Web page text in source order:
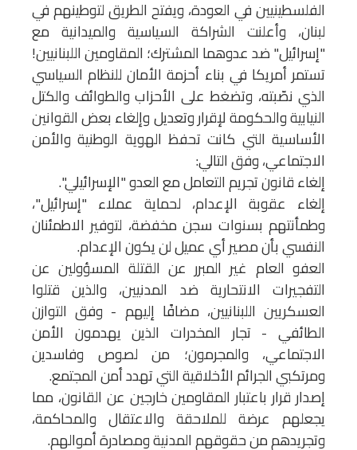
الفلسطينيين في العودة، ويفتح الطريق لتوطينهم في
لبنان، وأعلنت الشراكة السياسية والميدانية مع
"إسرائيل" ضد عدوهما المشترك؛ المقاومين اللبنانيين!
تستمر أمريكا في بناء أحزمة الأمان للنظام السياسي
الذي نصّبته، وتضغط على الأحزاب والطوائف والكتل
النيابية والحكومة لإقرار وتعديل وإلغاء بعض القوانين
الأساسية التي كانت تحفظ الهوية الوطنية والأمن
الاجتماعي، وفق التالي:
إلغاء قانون تجريم التعامل مع العدو "الإسرائيلي".
إلغاء عقوبة الإعدام، لحماية عملاء "إسرائيل"،
وطمأنتهم بسنوات سجن مخفضة، لتوفير الاطمئنان
النفسي بأن مصير أي عميل لن يكون الإعدام.
العفو العام غير المبرر عن القتلة المسؤولين عن
التفجيرات الانتحارية ضد المدنيين، والذين قتلوا
العسكريين اللبنانيين، مضافًا إليهم - وفق التوازن
الطائفي - تجار المخدرات الذين يهدمون الأمن
الاجتماعي، والمجرمون؛ من لصوص وفاسدين
ومرتكبي الجرائم الأخلاقية التي تهدد أمن المجتمع.
إصدار قرار باعتبار المقاومين خارجين عن القانون، مما
يجعلهم عرضة للملاحقة والاعتقال والمحاكمة،
وتجريدهم من حقوقهم المدنية ومصادرة أموالهم.